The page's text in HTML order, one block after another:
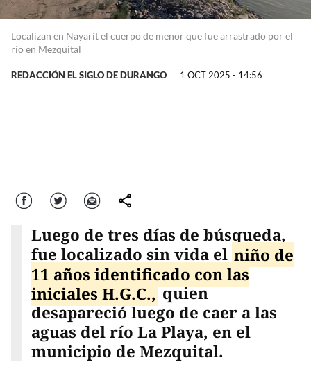
Localizan en Nayarit el cuerpo de menor que fue arrastrado por el
río en Mezquital
REDACCIÓN EL SIGLO DE DURANGO 1 OCT 2025 - 14:56
Facebook Twitter Correo comparte
Luego de tres días de búsqueda,
fue localizado sin vida el niño de
11 años identificado con las
iniciales H.G.C.,quien
desapareció luego de caer a las
aguas del río La Playa, en el
municipio de Mezquital.